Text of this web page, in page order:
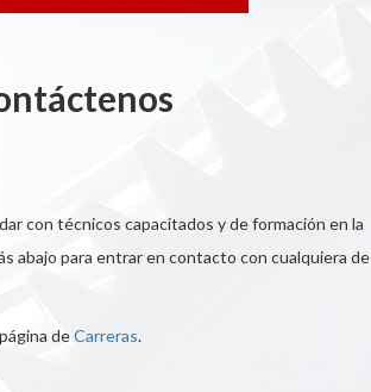
con técnicos capacitados y de formación en la
abajo para entrar en contacto con cualquiera de
deCarreras.